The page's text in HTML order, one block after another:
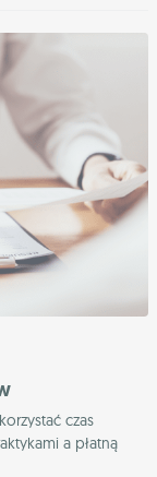
czas
a płatną